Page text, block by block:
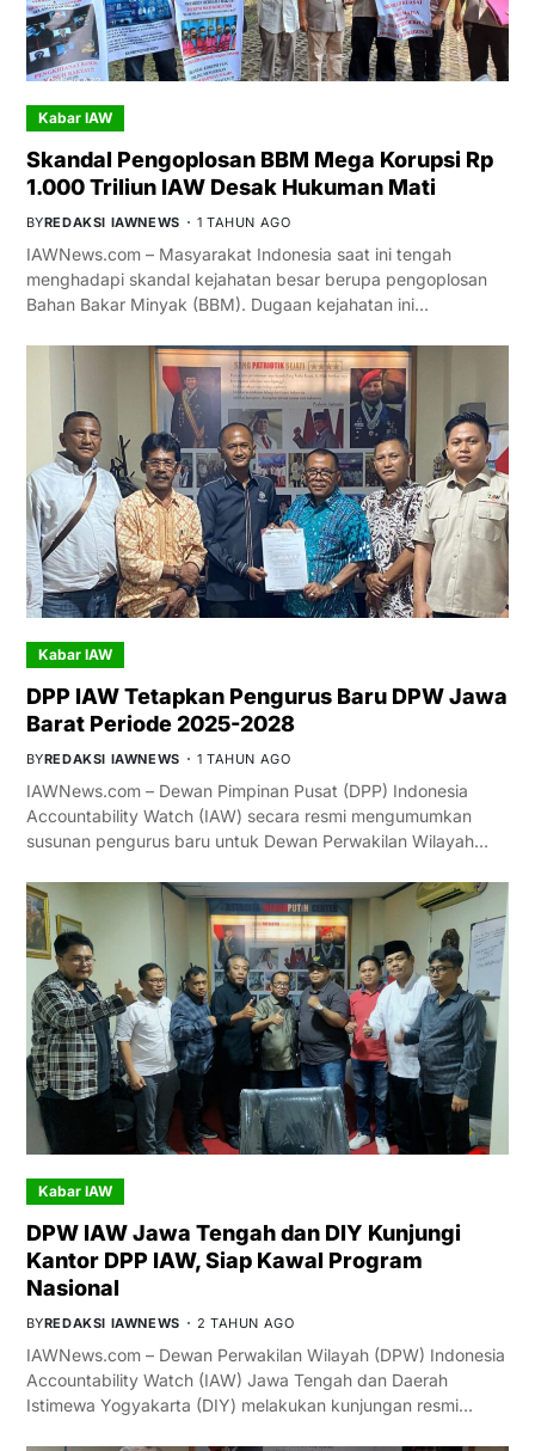
Kabar IAW
Skandal Pengoplosan BBM Mega Korupsi Rp
1.000 Triliun IAW Desak Hukuman Mati
BYREDAKSI IAWNEWS 1 TAHUN AGO
IAWNews.com – Masyarakat Indonesia saat ini tengah
menghadapi skandal kejahatan besar berupa pengoplosan
Bahan Bakar Minyak (BBM). Dugaan kejahatan ini…
Kabar IAW
DPP IAW Tetapkan Pengurus Baru DPW Jawa
Barat Periode 2025-2028
BYREDAKSI IAWNEWS 1 TAHUN AGO
IAWNews.com – Dewan Pimpinan Pusat (DPP) Indonesia
Accountability Watch (IAW) secara resmi mengumumkan
susunan pengurus baru untuk Dewan Perwakilan Wilayah…
Kabar IAW
DPW IAW Jawa Tengah dan DIY Kunjungi
Kantor DPP IAW, Siap Kawal Program
Nasional
BYREDAKSI IAWNEWS 2 TAHUN AGO
IAWNews.com – Dewan Perwakilan Wilayah (DPW) Indonesia
Accountability Watch (IAW) Jawa Tengah dan Daerah
Istimewa Yogyakarta (DIY) melakukan kunjungan resmi…